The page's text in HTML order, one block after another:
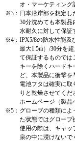
オ・マーケティング
※3： 日本沿岸部を想定
30分沈めても本製
水耐久に対して保証
※4： IPX5/8の防水性能及
最大1.5m）/30分を
て保証するものでは
キーを除くハードキ
ど、本製品に衝撃を
電池フタは確実に
りと乾燥させてく
ホームページ（製品
※5： グローブの種類に
た状態ではグロー
使用の際は、キャ
泉の中に浸けないで